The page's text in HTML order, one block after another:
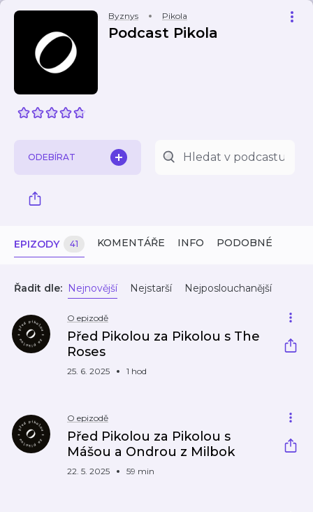
Byznys Pikola
Podcast Pikola
ODEBÍRAT
EPIZODY 41 KOMENTÁŘE INFO PODOBNÉ
Řadit dle: Nejnovější Nejstarší Nejposlouchanější
O epizodě
Před Pikolou za Pikolou s The
Roses
25. 6. 2025 1 hod
O epizodě
Před Pikolou za Pikolou s
Mášou a Ondrou z Milbok
22. 5. 2025 59 min